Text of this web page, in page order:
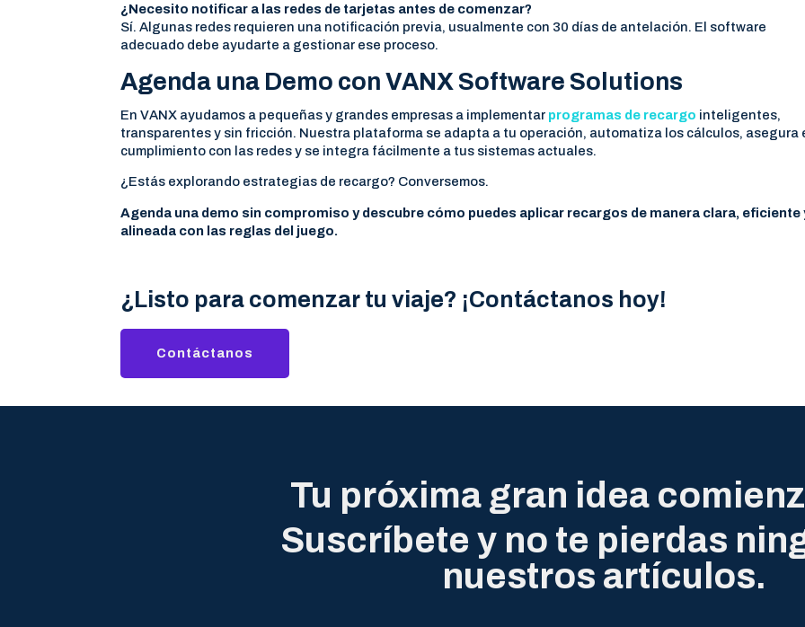
¿Necesito notificar a las redes de tarjetas antes de comenzar?
Sí. Algunas redes requieren una notificación previa, usualmente con 30 días de antelación. El software
adecuado debe ayudarte a gestionar ese proceso.
Agenda una Demo con VANX Software Solutions
En VANX ayudamos a pequeñas y grandes empresas a implementar programas de recargo inteligentes,
transparentes y sin fricción. Nuestra plataforma se adapta a tu operación, automatiza los cálculos, asegura
cumplimiento con las redes y se integra fácilmente a tus sistemas actuales.
¿Estás explorando estrategias de recargo? Conversemos.
Agenda una demo sin compromiso y descubre cómo puedes aplicar recargos de manera clara, eficiente
alineada con las reglas del juego.
¿Listo para comenzar tu viaje? ¡Contáctanos hoy!
Contáctanos
Tu próxima gran idea
Suscríbete y no te pierdas
nuestros artículos.